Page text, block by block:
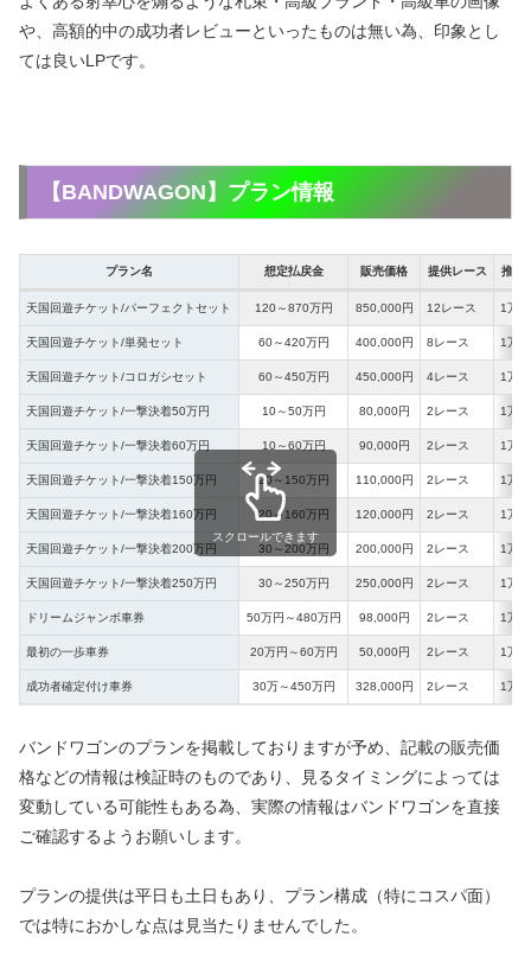
や、高額的中の成功者レビューといったものは無い為、印象とし
ては良いLPです。
【BANDWAGON】プラン情報
プラン名 想定払戻金 販売価格 提供レース 推奨
天国回遊チケット/パーフェクトセット 120～870万円 850,000円 12レース 1万
天国回遊チケット/単発セット 60～420万円 400,000円 8レース 1万
天国回遊チケット/コロガシセット 60～450万円 450,000円 4レース 1万
天国回遊チケット/一撃決着50万円 10～50万円 80,000円 2レース 1万
天国回遊チケット/一撃決着60万円 10～60万円 90,000円 2レース 1万
天国回遊チケット/一撃決着150万円 20～150万円 110,000円 2レース 1万
天国回遊チケット/一撃決着160万円 20～160万円 120,000円 2レース 1万
天国回遊チケット/一撃決着200万円 30～200万円 200,000円 2レース 1万
天国回遊チケット/一撃決着250万円 30～250万円 250,000円 2レース 1万
ドリームジャンボ車券 50万円～480万円 98,000円 2レース 1万
最初の一歩車券 20万円～60万円 50,000円 2レース 1万
成功者確定付け車券 30万～450万円 328,000円 2レース 1万
スクロールできます
バンドワゴンのプランを掲載しておりますが予め、記載の販売価
格などの情報は検証時のものであり、見るタイミングによっては
変動している可能性もある為、実際の情報はバンドワゴンを直接
ご確認するようお願いします。
プランの提供は平日も土日もあり、プラン構成（特にコスパ面）
では特におかしな点は見当たりませんでした。